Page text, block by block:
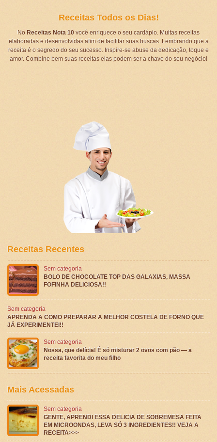
Receitas Todos os Dias!
No Receitas Nota 10você enriquece o seu cardápio. Muitas receitas
elaboradas e desenvolvidas afim de facilitar suas buscas. Lembrando que a
receita é o segredo do seu sucesso. Inspire-se abuse da dedicação, toque e
amor. Combine bem suas receitas elas podem ser a chave do seu negócio!
Receitas Recentes
Sem categoria
BOLO DE CHOCOLATE TOP DAS GALAXIAS, MASSA
FOFINHA DELICIOSA!!
Sem categoria
APRENDA A COMO PREPARAR A MELHOR COSTELA DE FORNO QUE
JÁ EXPERIMENTEI!!
Sem categoria
Nossa, que delícia! É só misturar 2 ovos com pão — a
receita favorita do meu filho
Mais Acessadas
Sem categoria
GENTE, APRENDI ESSA DELICIA DE SOBREMESA FEITA
EM MICROONDAS, LEVA SÓ 3 INGREDIENTES!! VEJA A
RECEITA>>>